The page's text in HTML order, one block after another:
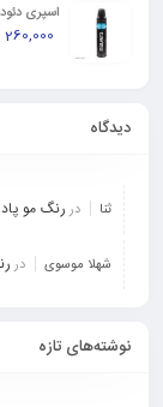
اسپری
260,000
دیدگاه
ثنا دررنگ مو پادینا
شهلا موسوی در
نوشته‌های تازه